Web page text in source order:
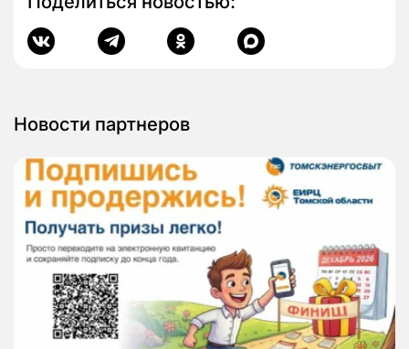
Новости партнеров